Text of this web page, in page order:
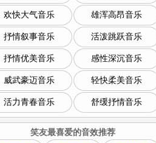
欢快大气音乐 雄浑高昂音乐
抒情叙事音乐 活泼跳跃音乐
抒情优美音乐 感性深沉音乐
威武豪迈音乐 轻快柔美音乐
活力青春音乐 舒缓抒情音乐
笑友最喜爱的音效推荐